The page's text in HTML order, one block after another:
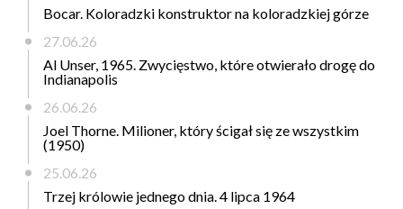
Bocar. Koloradzki konstruktor na koloradzkiej górze
27.06.26
Al Unser, 1965. Zwycięstwo, które otwierało drogę do
Indianapolis
26.06.26
Joel Thorne. Milioner, który ścigał się ze wszystkim
(1950)
25.06.26
Trzej królowie jednego dnia. 4 lipca 1964